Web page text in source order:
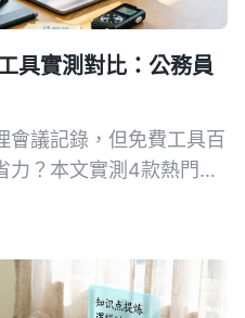
具實測對比：公務員
會議記錄，但免費工具百
力？本文實測4款熱門AI